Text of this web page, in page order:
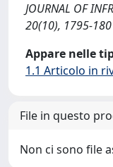
JOURNAL OF
20(10), 1795-
Appare nelle
1.1 Articolo in
File in questo
Non ci sono file